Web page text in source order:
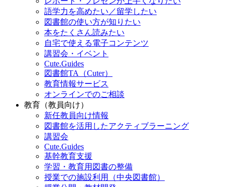
語学力を高めたい／留学したい
図書館の使い方が知りたい
本をたくさん読みたい
自宅で使える電子コンテンツ
講習会・イベント
Cute.Guides
図書館TA（Cuter）
教育情報サービス
オンラインでのご相談
教育（教員向け）
新任教員向け情報
図書館を活用したアクティブラーニング
講習会
Cute.Guides
基幹教育支援
学習・教育用図書の整備
授業での施設利用（中央図書館）